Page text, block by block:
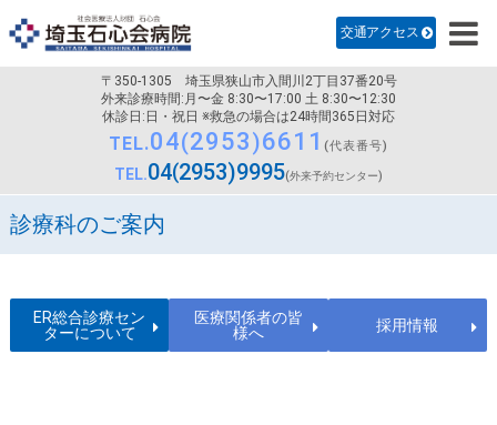
〒350-1305
埼玉県狭山市入間川2丁目37番20号
外来診療時間:月〜金 8:30〜17:00 土 8:30〜12:30
休診日:日・祝日 ※救急の場合は24時間365日対応
TEL.04 2953 6611 (代表番号)
TEL.04 2953 9995(外来予約センター)
診療科のご案内
病院紹介
医師・研修医採用
交通アクセス
診療科のご案内
ER総合診療セン
ターについて
医療関係者の皆
様へ
採用情報